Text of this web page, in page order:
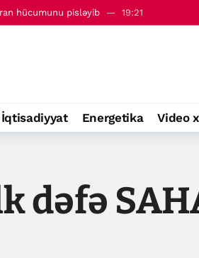
hücumunu pisləyib 19:21
İqtisadiyyat Energetika Video
dəfə